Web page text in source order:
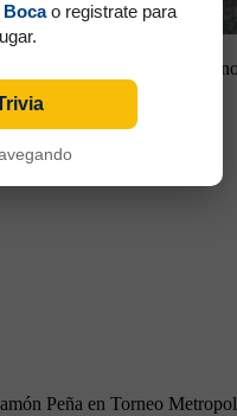
en Torneo
Peña en Torneo
o registrate para